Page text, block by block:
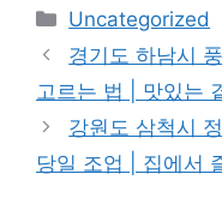
카
테
고
리
Uncategorized
경기도 하남시
고르는 법 | 맛있는
강원도 삼척시
당일 조업 | 집에서